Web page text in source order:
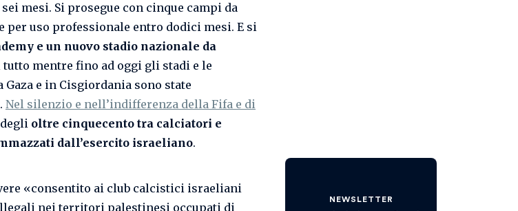
mesi. Si prosegue con cinque campi da
per uso professionale entro dodici mesi. E si
e un nuovo stadio nazionale da
mentre fino ad oggi gli stadi e le
e in Cisgiordania sono state
Nel silenzio e nell’indifferenza della Fifa e di
oltre cinquecento tra calciatori e
dall’esercito israeliano.
NEWSLETTER
«consentito ai club calcistici israeliani
nei territori palestinesi occupati di